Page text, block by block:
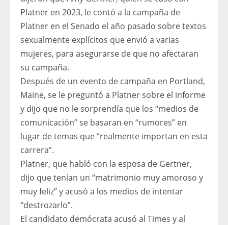
Platner en 2023, le contó a la campaña de
Platner en el Senado el año pasado sobre textos
sexualmente explícitos que envió a varias
mujeres, para asegurarse de que no afectaran
su campaña.
Después de un evento de campaña en Portland,
Maine, se le preguntó a Platner sobre el informe
y dijo que no le sorprendía que los “medios de
comunicación” se basaran en “rumores” en
lugar de temas que “realmente importan en esta
carrera”.
Platner, que habló con la esposa de Gertner,
dijo que tenían un “matrimonio muy amoroso y
muy feliz” y acusó a los medios de intentar
“destrozarlo”.
El candidato demócrata acusó al Times y al